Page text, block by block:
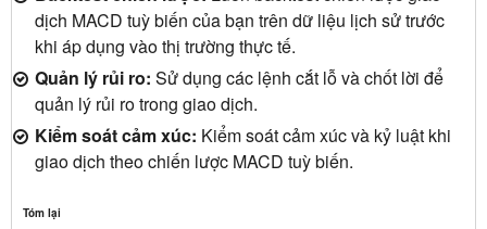
dịch MACD tuỳ biến của bạn trên dữ liệu lịch sử trước
khi áp dụng vào thị trường thực tế.
Quản lý rủi ro: Sử dụng các lệnh cắt lỗ và chốt lời để
quản lý rủi ro trong giao dịch.
Kiểm soát cảm xúc: Kiểm soát cảm xúc và kỷ luật khi
giao dịch theo chiến lược MACD tuỳ biến.
Tóm lại